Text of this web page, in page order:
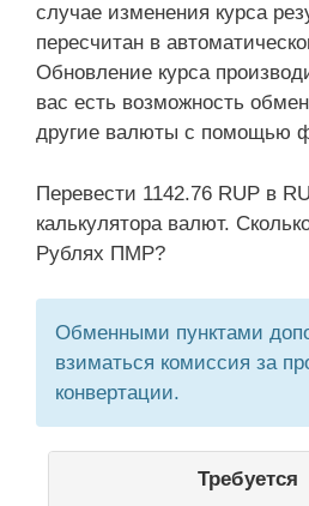
случае изменения курса
пересчитан в
Обновление курса
вас есть возможность
другие валюты с помощью
Перевести 1142.76 RUP в
калькулятора валют.
Рублях ПМР?
Обменными пунктами
взиматься комиссия за
конвертации.
Требуется